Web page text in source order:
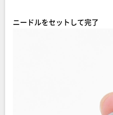
ニードルをセットして完了